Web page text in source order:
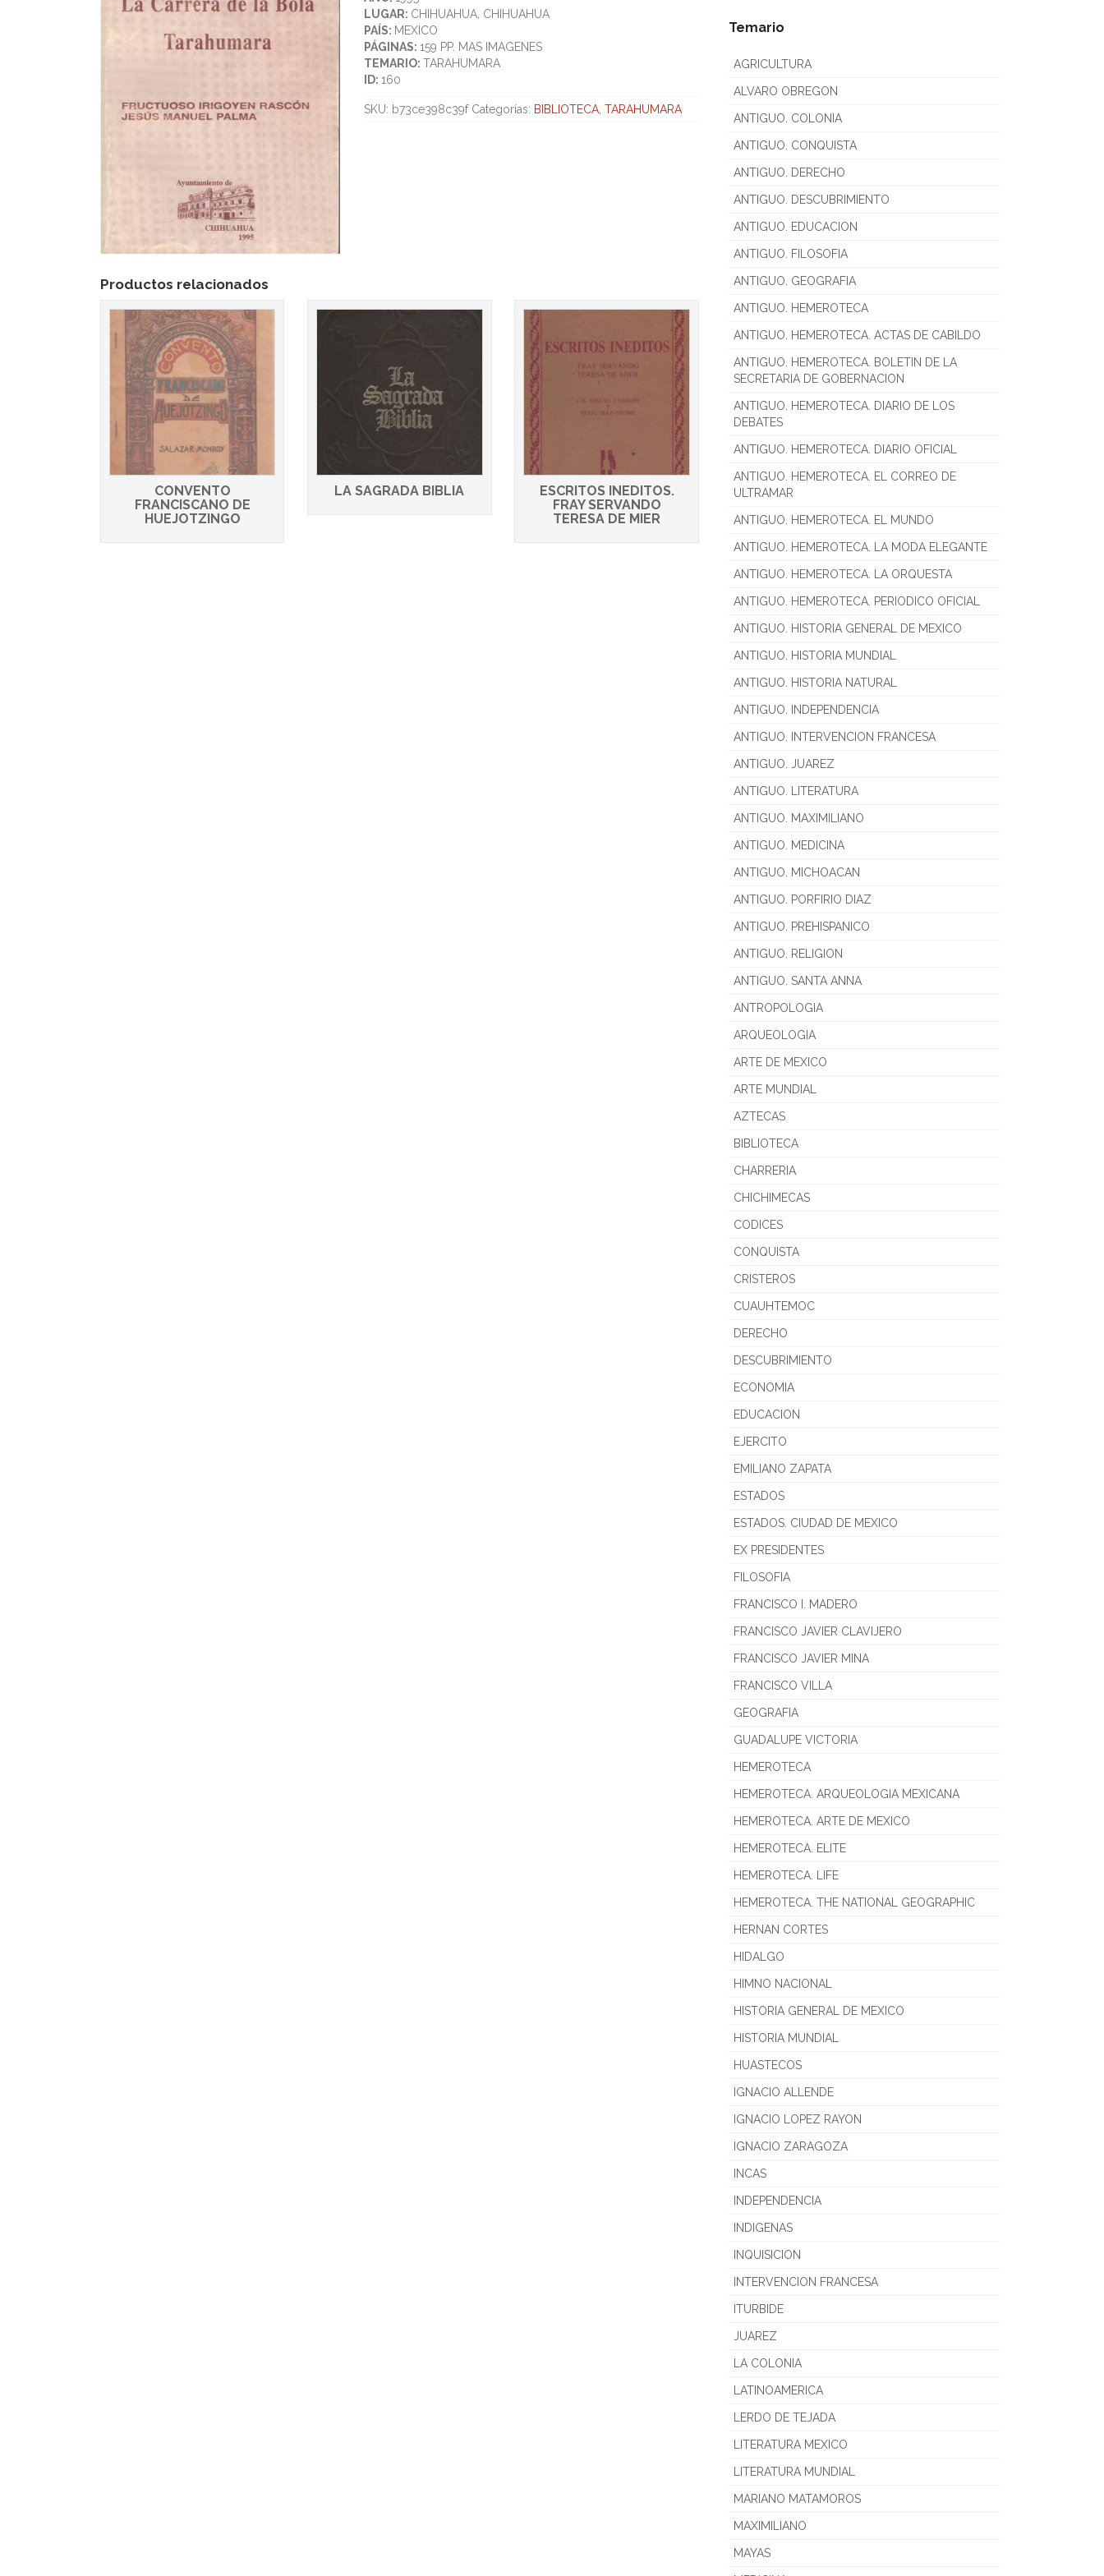
LUGAR: CHIHUAHUA, CHIHUAHUA
PAÍS: MEXICO
PÁGINAS:159 PP. MAS IMAGENES
TEMARIO:TARAHUMARA
ID:160
SKU: b73ce398c39f Categorías: BIBLIOTECA ,TARAHUMARA
Productos relacionados
CONVENTO
FRANCISCANO DE
HUEJOTZINGO
LA SAGRADA BIBLIA
ESCRITOS INEDITOS.
FRAY SERVANDO
TERESA DE MIER
Temario
AGRICULTURA
ALVARO OBREGON
ANTIGUO. COLONIA
ANTIGUO. CONQUISTA
ANTIGUO. DERECHO
ANTIGUO. DESCUBRIMIENTO
ANTIGUO. EDUCACION
ANTIGUO. FILOSOFIA
ANTIGUO. GEOGRAFIA
ANTIGUO. HEMEROTECA
ANTIGUO. HEMEROTECA. ACTAS DE CABILDO
ANTIGUO. HEMEROTECA. BOLETIN DE LA
SECRETARIA DE GOBERNACION
ANTIGUO. HEMEROTECA. DIARIO DE LOS
DEBATES
ANTIGUO. HEMEROTECA. DIARIO OFICIAL
ANTIGUO. HEMEROTECA. EL CORREO DE
ULTRAMAR
ANTIGUO. HEMEROTECA. EL MUNDO
ANTIGUO. HEMEROTECA. LA MODA ELEGANTE
ANTIGUO. HEMEROTECA. LA ORQUESTA
ANTIGUO. HEMEROTECA. PERIODICO OFICIAL
ANTIGUO. HISTORIA GENERAL DE MEXICO
ANTIGUO. HISTORIA MUNDIAL
ANTIGUO. HISTORIA NATURAL
ANTIGUO. INDEPENDENCIA
ANTIGUO. INTERVENCION FRANCESA
ANTIGUO. JUAREZ
ANTIGUO. LITERATURA
ANTIGUO. MAXIMILIANO
ANTIGUO. MEDICINA
ANTIGUO. MICHOACAN
ANTIGUO. PORFIRIO DIAZ
ANTIGUO. PREHISPANICO
ANTIGUO. RELIGION
ANTIGUO. SANTA ANNA
ANTROPOLOGIA
ARQUEOLOGIA
ARTE DE MEXICO
ARTE MUNDIAL
AZTECAS
BIBLIOTECA
CHARRERIA
CHICHIMECAS
CODICES
CONQUISTA
CRISTEROS
CUAUHTEMOC
DERECHO
DESCUBRIMIENTO
ECONOMIA
EDUCACION
EJERCITO
EMILIANO ZAPATA
ESTADOS
ESTADOS. CIUDAD DE MEXICO
EX PRESIDENTES
FILOSOFIA
FRANCISCO I. MADERO
FRANCISCO JAVIER CLAVIJERO
FRANCISCO JAVIER MINA
FRANCISCO VILLA
GEOGRAFIA
GUADALUPE VICTORIA
HEMEROTECA
HEMEROTECA. ARQUEOLOGIA MEXICANA
HEMEROTECA. ARTE DE MEXICO
HEMEROTECA. ELITE
HEMEROTECA. LIFE
HEMEROTECA. THE NATIONAL GEOGRAPHIC
HERNAN CORTES
HIDALGO
HIMNO NACIONAL
HISTORIA GENERAL DE MEXICO
HISTORIA MUNDIAL
HUASTECOS
IGNACIO ALLENDE
IGNACIO LOPEZ RAYON
IGNACIO ZARAGOZA
INCAS
INDEPENDENCIA
INDIGENAS
INQUISICION
INTERVENCION FRANCESA
ITURBIDE
JUAREZ
LA COLONIA
LATINOAMERICA
LERDO DE TEJADA
LITERATURA MEXICO
LITERATURA MUNDIAL
MARIANO MATAMOROS
MAXIMILIANO
MAYAS